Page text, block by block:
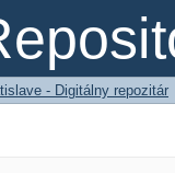
- Digitálny repozitár